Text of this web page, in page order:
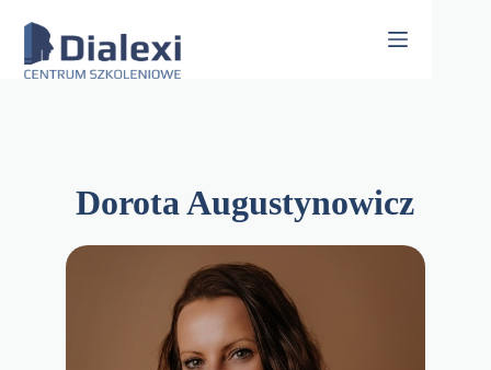
content
Dorota Augustynowicz